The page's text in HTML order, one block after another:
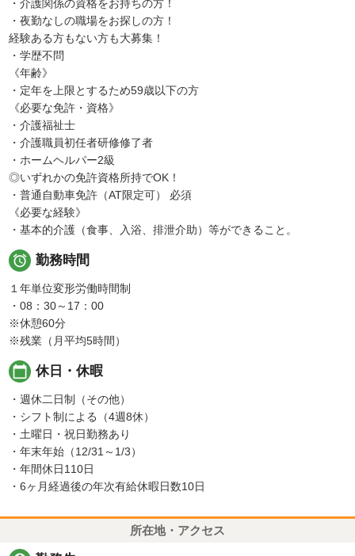
・介護関係の資格をお持ちの方！
・夜勤なしの職場をお探しの方！
経験ある方もない方も大募集！
・学歴不問
《年齢》
・定年を上限とするため59歳以下の方
《必要な免許・資格》
・介護福祉士
・介護職員初任者研修修了者
・ホームヘルパー2級
◎いずれかの免許資格所持でOK！
・普通自動車免許（AT限定可） 必須
《必要な経験》
・基本的介護（食事、入浴、排泄介助）等ができること。
 勤務時間
１年単位変形労働時間制
・08：30～17：00
※休憩60分
※残業（月平均5時間）
calendar_today 休日・休暇
・週休二日制（その他）
・シフト制による（4週8休）
・土曜日・祝日勤務あり
・年末年始（12/31～1/3）
・年間休日110日
・6ヶ月経過後の年次有給休暇日数10日
所在地・アクセス